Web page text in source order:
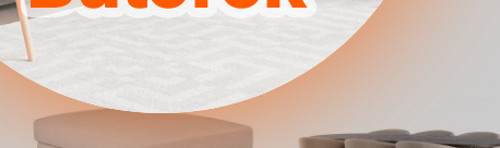
Butor1.hu Butor1.hu